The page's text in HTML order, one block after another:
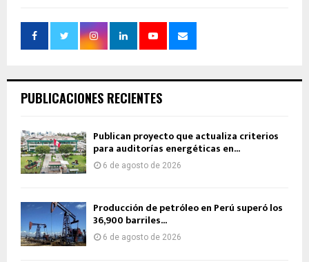
PUBLICACIONES RECIENTES
Publican proyecto que actualiza criterios
para auditorías energéticas en...
6 de agosto de 2026
Producción de petróleo en Perú superó los
36,900 barriles...
6 de agosto de 2026